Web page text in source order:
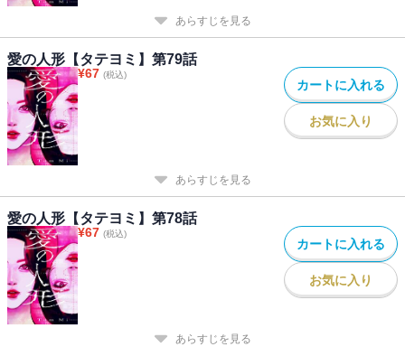
あらすじを見る
愛の人形【タテヨミ】第79話
¥67 (税込)
カートに入れる
お気に入り
あらすじを見る
愛の人形【タテヨミ】第78話
¥67 (税込)
カートに入れる
お気に入り
あらすじを見る